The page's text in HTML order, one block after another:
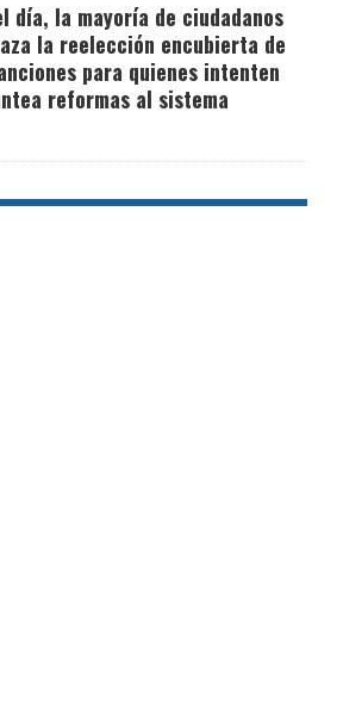
día, la mayoría de ciudadanos
la reelección encubierta de
para quienes intenten
reformas al sistema